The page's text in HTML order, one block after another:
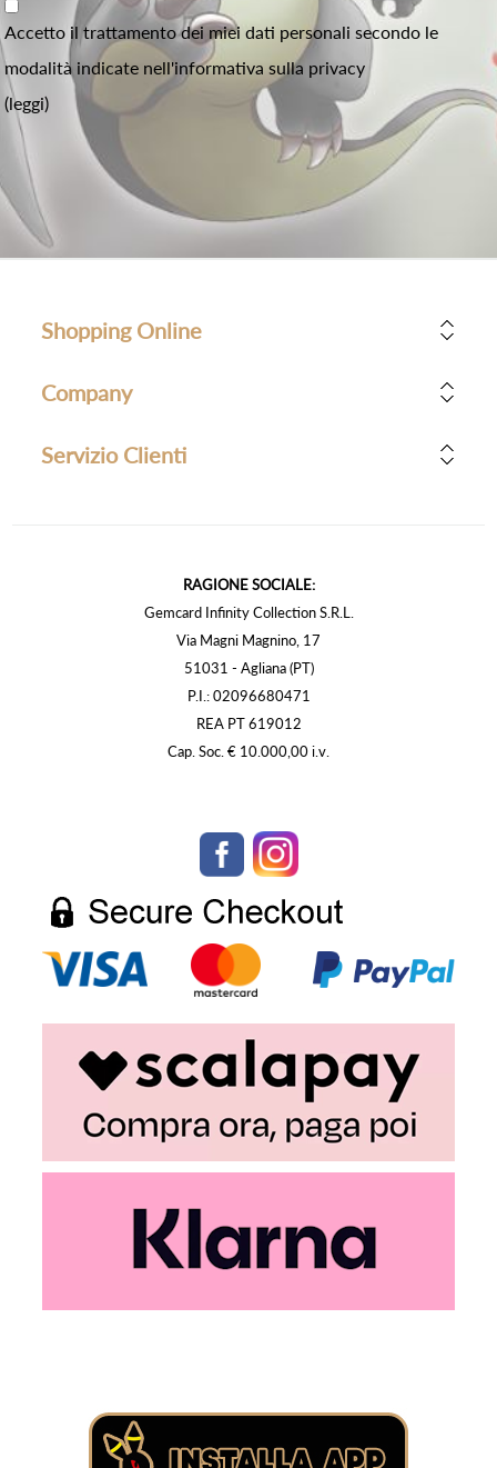
Accetto il trattamento dei miei dati personali secondo le
modalità indicate nell'informativa sulla privacy
(leggi)
Shopping Online
Company
Servizio Clienti
RAGIONE SOCIALE:
Gemcard Infinity Collection S.R.L.
Via Magni Magnino, 17
51031 - Agliana (PT)
P.I.: 02096680471
REA PT 619012
Cap. Soc. € 10.000,00 i.v.